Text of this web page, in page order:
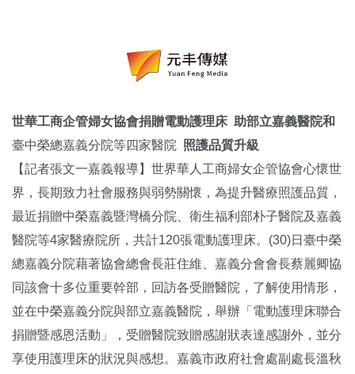
世華工商企管婦女協會捐贈電動護理床 助部立嘉義醫院和
臺中榮總嘉義分院等四家醫院 照護品質升級
【記者張文一嘉義報導】世界華人工商婦女企管協會心懷世
界，長期致力社會服務與弱勢關懷，為提升醫療照護品質，
最近捐贈中榮嘉義暨灣橋分院、衛生福利部朴子醫院及嘉義
醫院等4家醫療院所，共計120張電動護理床。(30)日臺中榮
總嘉義分院藉著協會總會長莊住維、嘉義分會會長蔡麗卿協
同該會十多位重要幹部，回訪各受贈醫院，了解使用情形，
並在中榮嘉義分院與部立嘉義醫院，舉辦「電動護理床聯合
捐贈暨感恩活動」，受贈醫院致贈感謝狀表達感謝外，並分
享使用護理床的狀況與感想。嘉義市政府社會處副處長溫秋